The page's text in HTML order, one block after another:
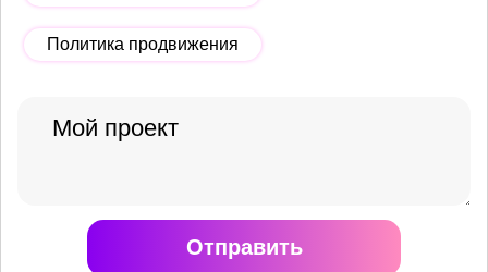
Политика продвижения
Отправить